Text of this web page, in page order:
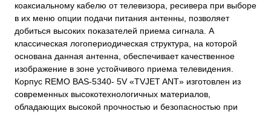
коаксиальному кабелю от телевизора, ресивера при выборе
в их меню опции подачи питания антенны, позволяет
добиться высоких показателей приема сигнала. А
классическая логопериодическая структура, на которой
основана данная антенна, обеспечивает качественное
изображение в зоне устойчивого приема телевидения.
Корпус REMO BAS-5340- 5V «TVJET ANT» изготовлен из
современных высокотехнологичных материалов,
обладающих высокой прочностью и безопасностью при